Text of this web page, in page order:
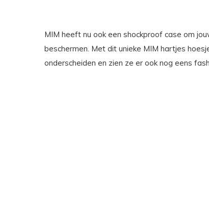
MIM heeft nu ook een shockproof case om
beschermen. Met dit unieke MIM hartjes
onderscheiden en zien ze er ook nog eens